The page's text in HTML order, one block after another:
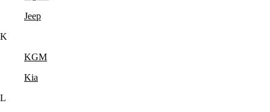
Jeep
K
KGM
Kia
L